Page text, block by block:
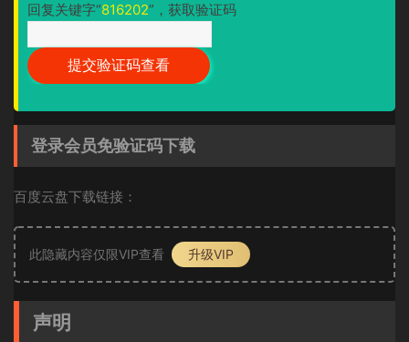
回复关键字“816202”，获取验证码
登录会员免验证码下载
百度云盘下载链接：
此隐藏内容仅限VIP查看 升级VIP
声明